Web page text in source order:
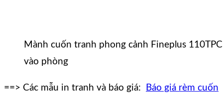
Mành cuốn tranh phong cảnh Fineplus
vào phòng
==> Các mẫu in tranh và báo giá:
Báo giá rèm cuốn